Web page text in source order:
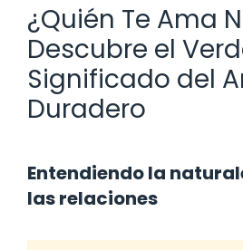
¿Quién Te Ama
Descubre el
Significado del
Duradero
Entendiendo la
las relaciones